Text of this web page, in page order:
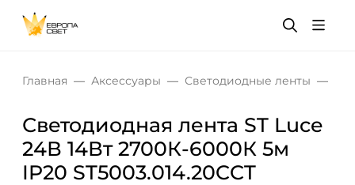
Главная Аксессуары Светодиодные ленты
Светодиодная лента ST Luce
24В 14Вт 2700К-6000К 5м
IP20 ST5003.014.20CCT